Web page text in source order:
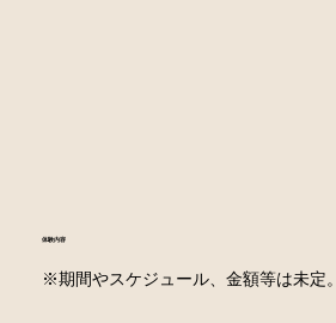
​体験内容
※期間やスケジュール、金額等は未定。